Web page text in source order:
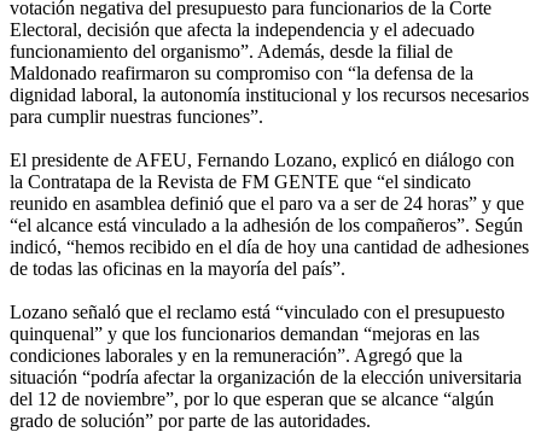
votación negativa del presupuesto para funcionarios de la Corte
Electoral, decisión que afecta la independencia y el adecuado
funcionamiento del organismo”. Además, desde la filial de
Maldonado reafirmaron su compromiso con “la defensa de la
dignidad laboral, la autonomía institucional y los recursos necesarios
para cumplir nuestras funciones”.
El presidente de AFEU, Fernando Lozano, explicó en diálogo con
la Contratapa de la Revista de FM GENTE que “el sindicato
reunido en asamblea definió que el paro va a ser de 24 horas” y que
“el alcance está vinculado a la adhesión de los compañeros”. Según
indicó, “hemos recibido en el día de hoy una cantidad de adhesiones
de todas las oficinas en la mayoría del país”.
Lozano señaló que el reclamo está “vinculado con el presupuesto
quinquenal” y que los funcionarios demandan “mejoras en las
condiciones laborales y en la remuneración”. Agregó que la
situación “podría afectar la organización de la elección universitaria
del 12 de noviembre”, por lo que esperan que se alcance “algún
grado de solución” por parte de las autoridades.